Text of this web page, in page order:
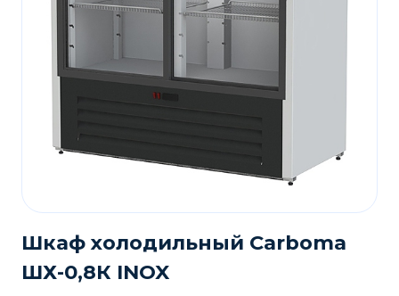
Шкаф холодильный Carboma
ШХ-0,8К INOX